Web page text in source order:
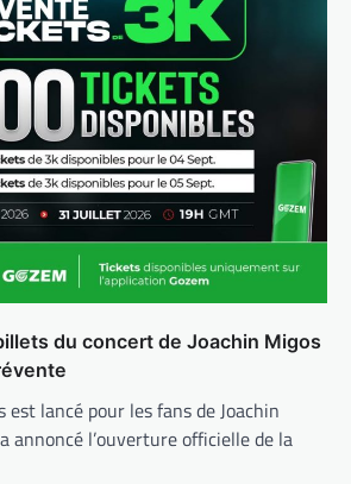
du concert de Joachin Migos
est lancé pour les fans de Joachin
a annoncé l’ouverture officielle de la